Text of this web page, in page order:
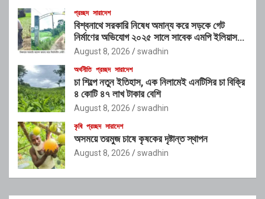
প্রচ্ছদ সারাদেশ
বিশ্বনাথে সরকারি নিষেধ অমান্য করে সড়কে গেট
নির্মাণের অভিযোগ ২০২৫ সালে সাবেক এমপি ইলিয়াস
আলীর নামে নামফলক স্থাপনের অভিযোগ
August 8, 2026 swadhin
অর্থনীতি প্রচ্ছদ সারাদেশ
চা শিল্পে নতুন ইতিহাস, এক নিলামেই এনটিসির চা বিক্রি
৪ কোটি ৪৭ লাখ টাকার বেশি
August 8, 2026 swadhin
কৃষি প্রচ্ছদ সারাদেশ
অসময়ে তরমুজ চাষে কৃষকের দৃষ্টান্ত স্থাপন
August 8, 2026 swadhin